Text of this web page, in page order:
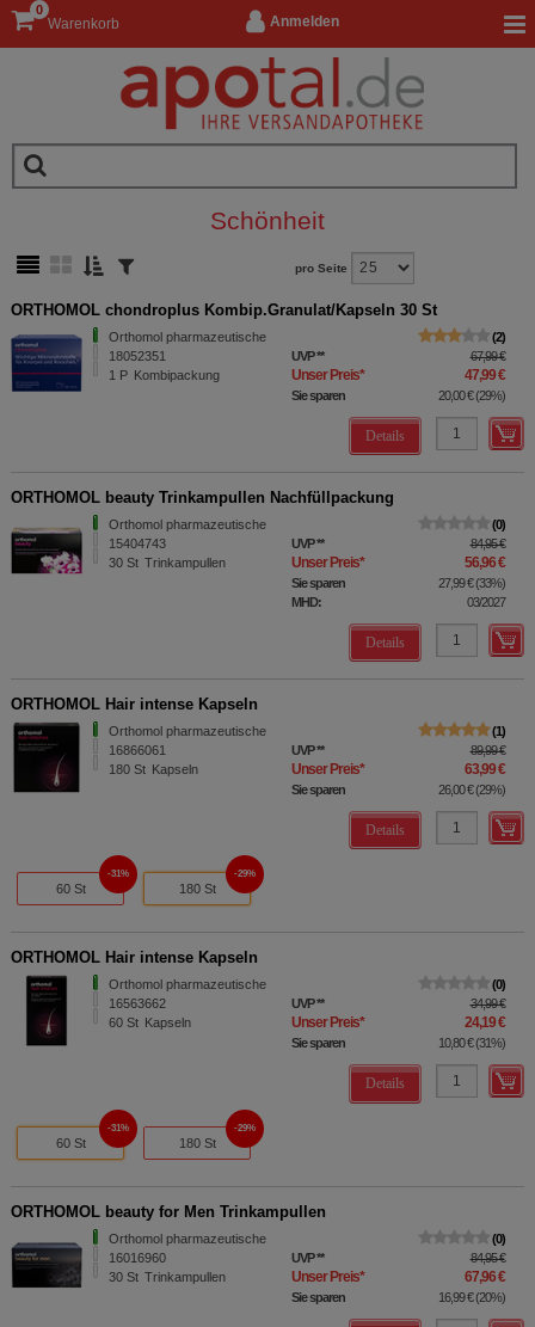
Anmelden
Warenkorb
0
Schönheit
pro Seite
ORTHOMOL chondroplus Kombip.Granulat/Kapseln 30 St
Orthomol pharmazeutische
18052351
1 P Kombipackung
2
UVP** 67,99 €
Unser Preis* 47,99 €
Sie sparen 20,00 €(29%)
Details
ORTHOMOL beauty Trinkampullen Nachfüllpackung
Orthomol pharmazeutische
15404743
30 St Trinkampullen
0
UVP** 84,95 €
Unser Preis* 56,96 €
Sie sparen 27,99 €(33%)
MHD:
03/2027
Details
ORTHOMOL Hair intense Kapseln
Orthomol pharmazeutische
16866061
180 St Kapseln
1
UVP** 89,99 €
Unser Preis* 63,99 €
Sie sparen 26,00 €(29%)
Details
60 St
31%
180 St
29%
ORTHOMOL Hair intense Kapseln
Orthomol pharmazeutische
16563662
60 St Kapseln
0
UVP** 34,99 €
Unser Preis* 24,19 €
Sie sparen 10,80 €(31%)
Details
60 St
31%
180 St
29%
ORTHOMOL beauty for Men Trinkampullen
Orthomol pharmazeutische
16016960
30 St Trinkampullen
0
UVP** 84,95 €
Unser Preis* 67,96 €
Sie sparen 16,99 €(20%)